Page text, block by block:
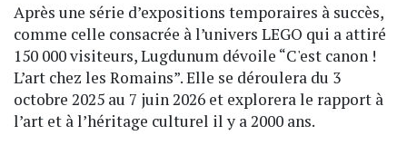
Après une série d’expositions temporaires à succès,
comme celle consacrée à l’univers LEGO qui a attiré
150 000 visiteurs, Lugdunum dévoile “C'est canon !
L’art chez les Romains”. Elle se déroulera du 3
octobre 2025 au 7 juin 2026 et explorera le rapport à
l’art et à l’héritage culturel il y a 2000 ans.